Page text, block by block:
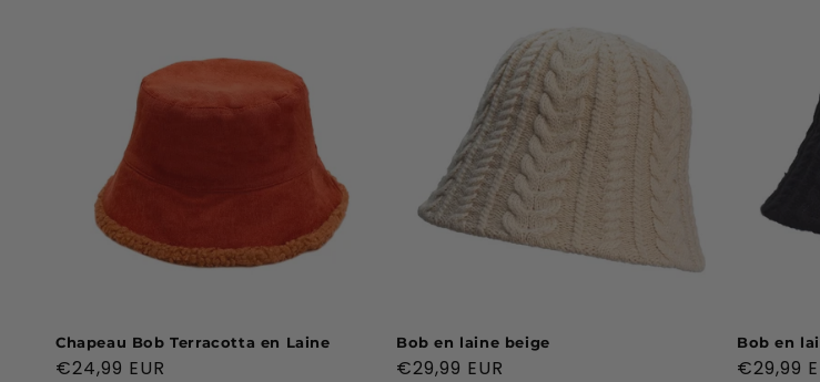
Chapeau Bob Terracotta en Laine
Prix
€24,99 EUR
Bob en laine beige
Prix
€29,99 EUR
Bob en
Prix
€29,99